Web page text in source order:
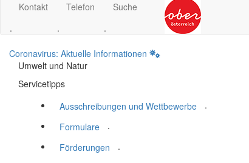
Kontakt
.
Telefon
.
Suche
.
Coronavirus: Aktuelle Informationen
Umwelt und Natur
Servicetipps
Ausschreibungen und Wettbewerbe
.
Formulare
.
Förderungen
.